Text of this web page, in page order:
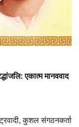
एकात्म मानववाद
कुशल संगठनकर्ता